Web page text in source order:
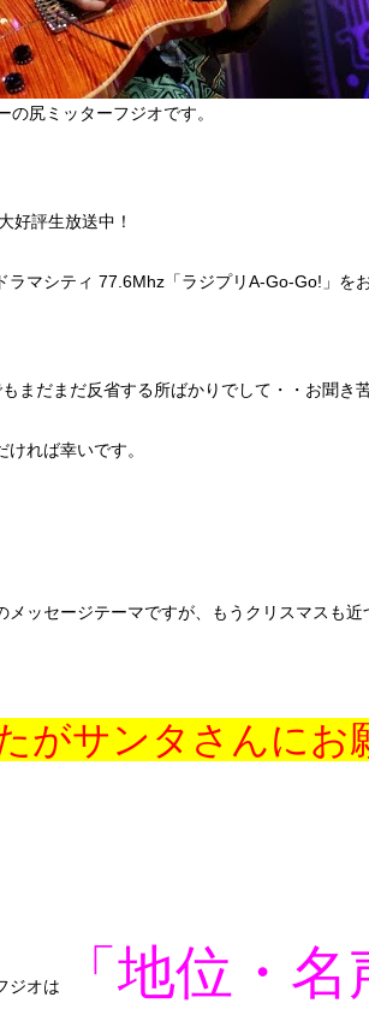
の尻ミッターフジオです。
好評生放送中！
ラマシティ 77.6Mhz「ラジプリA-Go-Go!」を
まだまだ反省する所ばかりでして・・お聞き
れば幸いです。
メッセージテーマですが、もうクリスマスも近
たがサンタさんにお
ジオは 「地位・名